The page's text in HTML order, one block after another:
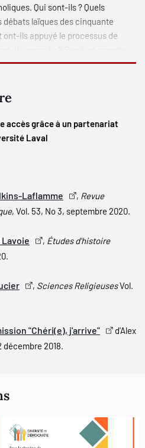
Qui sont-ils ? Quels
laïques des cinquante
ils appuyé le processus de
ecclésiaux, moraux et
depuis la Révolution tranquille,
nouveaux horizons de
en portant une attention
débats sociaux, politiques et
accès grâce à un partenariat
Laval
Laflamme , Revue
, Vol. 53, No 3, septembre 2020.
, Études d'histoire
, Sciences ReligieusesVol.
"Chéri(e), j'arrive"
d'Alex
décembre 2018.